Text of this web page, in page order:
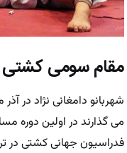
مقام سومی
می گذارند در اولین دوره
فدراسیون جهانی کشتی در